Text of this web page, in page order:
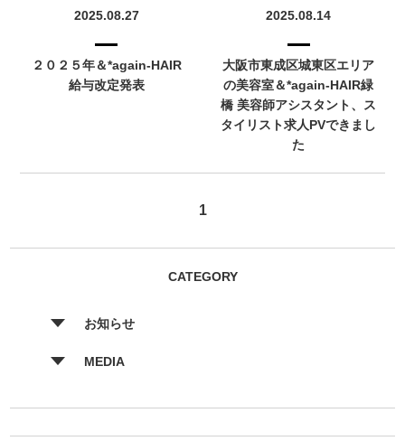
2025.08.27
２０２５年＆*again-HAIR
給与改定発表
2025.08.14
大阪市東成区城東区エリア
の美容室＆*again-HAIR緑
橋 美容師アシスタント、ス
タイリスト求人PVできまし
た
1
CATEGORY
お知らせ
MEDIA